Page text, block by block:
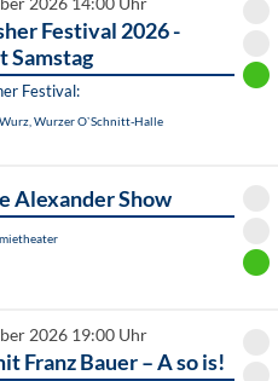
Festival 2026 -
Samstag
Festival:
Wurzer O`Schnitt-Halle
Alexander Show
2026 19:00 Uhr
Franz Bauer – A so is!